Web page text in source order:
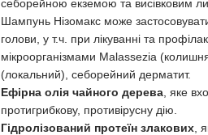
себорейною екземою та висівковим
Шампунь Нізомакс може
голови, у т.ч. при лікуванні та
мікроорганізмами Malassezia
(локальний), себорейний дерматит.
Ефірна олія чайного дерева, яке
протигрибкову, противірусну дію.
Гідролізований протеїн злакових,